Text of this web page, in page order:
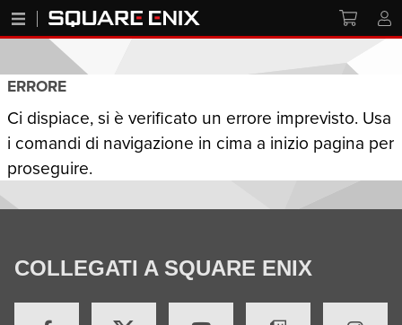
ERRORE
Ci dispiace, si è verificato un errore imprevisto. Usa
i comandi di navigazione in cima a inizio pagina per
proseguire.
COLLEGATI A SQUARE ENIX